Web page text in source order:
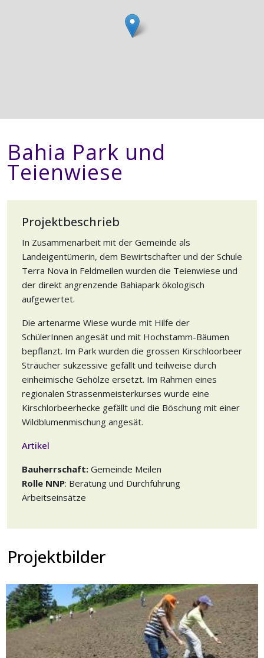
Bahia Park und
Teienwiese
Projektbeschrieb
In Zusammenarbeit mit der Gemeinde als
Landeigentümerin, dem Bewirtschafter und der Schule
Terra Nova in Feldmeilen wurden die Teienwiese und
der direkt angrenzende Bahiapark ökologisch
aufgewertet.
Die artenarme Wiese wurde mit Hilfe der
SchülerInnen angesät und mit Hochstamm-Bäumen
bepflanzt. Im Park wurden die grossen Kirschloorbeer
Sträucher sukzessive gefällt und teilweise durch
einheimische Gehölze ersetzt. Im Rahmen eines
regionalen Strassenmeisterkurses wurde eine
Kirschlorbeerhecke gefällt und die Böschung mit einer
Wildblumenmischung angesät.
Artikel
Bauherrschaft: Gemeinde Meilen
Rolle NNP: Beratung und Durchführung
Arbeitseinsätze
Projektbilder